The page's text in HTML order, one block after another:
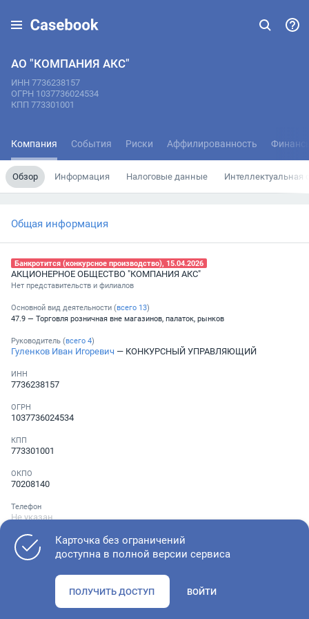
АО "КОМПАНИЯ АКС"
ИНН 7736238157
ОГРН 1037736024534
КПП 773301001
Компания События Риски Аффилированность
Обзор Информация Налоговые данные Интеллектуальная
Общая информация
Банкротится (конкурсное производство), 15.04.2026
АКЦИОНЕРНОЕ ОБЩЕСТВО "КОМПАНИЯ АКС"
Нет представительств и филиалов
Основной вид деятельности (всего 13)
47.9 — Торговля розничная вне магазинов, палаток, рынков
Руководитель (всего 4)
Гуленков Иван Игоревич — КОНКУРСНЫЙ УПРАВЛЯЮЩИЙ
ИНН
7736238157
ОГРН
1037736024534
КПП
773301001
ОКПО
70208140
Телефон
Не указан
Проверьте учредительные документы, адрес регистрации и
Карточка без ограничений
доступна в полной версии сервиса
ПОЛУЧИТЬ ДОСТУП ВОЙТИ